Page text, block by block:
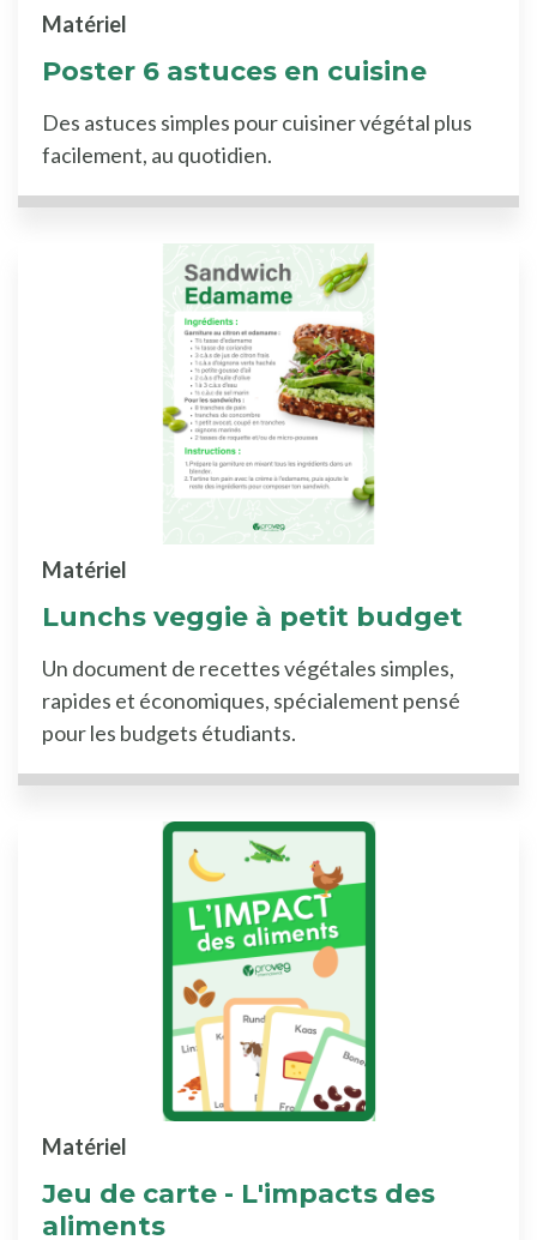
Poster 6 astuces en cuisine
Matériel
Des astuces simples pour cuisiner végétal plus
facilement, au quotidien.
Lunchs veggie à petit budget
Matériel
Un document de recettes végétales simples,
rapides et économiques, spécialement pensé
pour les budgets étudiants.
Jeu de carte - L'impacts des
aliments
Matériel